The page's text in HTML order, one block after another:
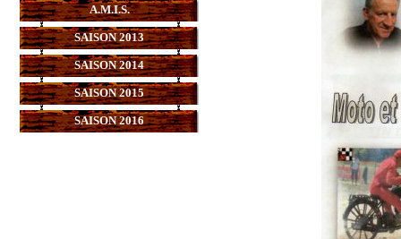
A.M.I.S.
SAISON 2013
SAISON 2014
SAISON 2015
SAISON 2016